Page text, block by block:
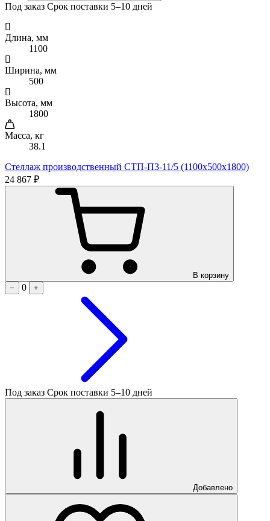
Под заказ Срок поставки 5–10 дней
Длина, мм
1100
Ширина, мм
500
Высота, мм
1800
Масса, кг
38.1
Стеллаж производственный СТП-П3-11/5 (1100х500х1800)
24 867 ₽
В корзину
−
0 +
Под заказ Срок поставки 5–10 дней
Добавлено